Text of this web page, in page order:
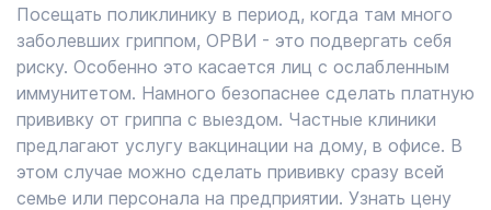
Посещать поликлинику в период, когда там много
заболевших гриппом, ОРВИ - это подвергать себя
риску. Особенно это касается лиц с ослабленным
иммунитетом. Намного безопаснее сделать платную
прививку от гриппа с выездом. Частные клиники
предлагают услугу вакцинации на дому, в офисе. В
этом случае можно сделать прививку сразу всей
семье или персонала на предприятии. Узнать цену